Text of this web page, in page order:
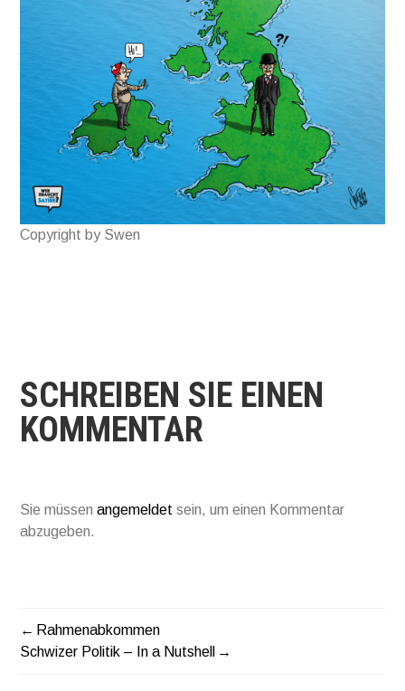
Copyright by Swen
SCHREIBEN SIE EINEN
KOMMENTAR
Sie müssenangemeldet sein, um einen Kommentar
abzugeben.
Rahmenabkommen
Schwizer Politik – In a Nutshell